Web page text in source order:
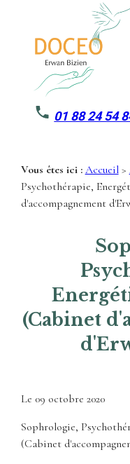
01 88 24 54
Vous êtes ici : Accueil>
Psychothérapie,
d'accompagnement
(Cabinet
Le 09 octobre 2020
Sophrologie,
(Cabinet
Panneau de gestion des